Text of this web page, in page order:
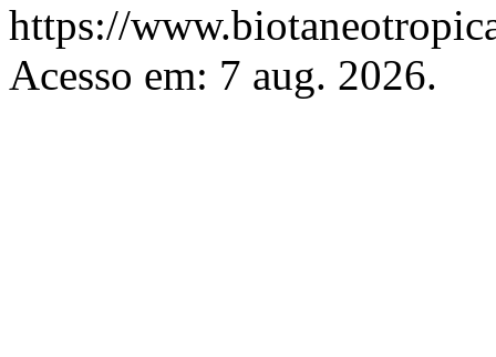
https://
Acesso em: 7 aug. 2026.